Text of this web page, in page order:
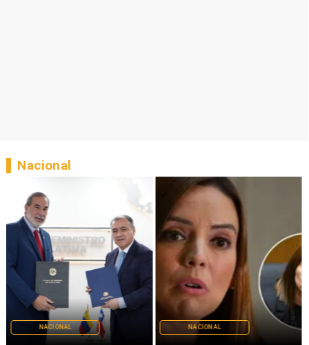
NACIONAL NACIONAL
Nacional